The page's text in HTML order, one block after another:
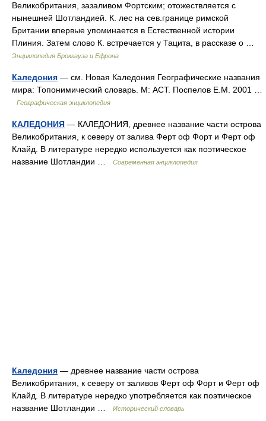
Великобритания, зазаливом Фортским; отожествляется с
нынешней Шотландией. К. лес на сев.границе римской
Британии впервые упоминается в Естественной истории
Плиния. Затем слово К. встречается у Тацита, в рассказе о …
Энциклопедия Брокгауза и Ефрона
Каледония — см. Новая Каледония Географические названия
мира: Топонимический словарь. М: АСТ. Поспелов Е.М. 2001 …
Географическая энциклопедия
КАЛЕДОНИЯ — КАЛЕДОНИЯ, древнее название части острова
Великобритания, к северу от залива Ферт оф Форт и Ферт оф
Клайд. В литературе нередко используется как поэтическое
название Шотландии …
Современная энциклопедия
Каледония — древнее название части острова
Великобритания, к северу от заливов Ферт оф Форт и Ферт оф
Клайд. В литературе нередко употребляется как поэтическое
название Шотландии …
Исторический словарь